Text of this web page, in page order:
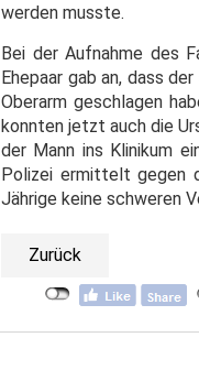
werden musste.
Bei der Aufnahme des
Ehepaar gab an, dass
Oberarm geschlagen
konnten jetzt auch die
der Mann ins Klinikum
Polizei ermittelt gegen
Jährige keine schweren
Zurück